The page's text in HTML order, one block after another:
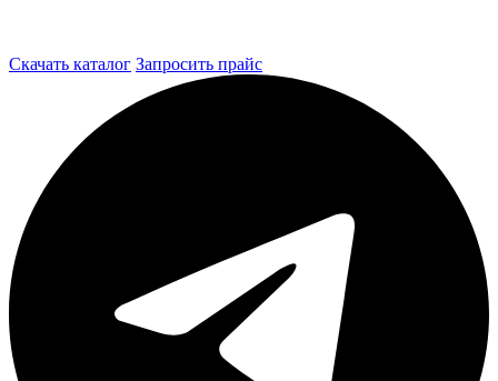
Скачать каталог Запросить прайс